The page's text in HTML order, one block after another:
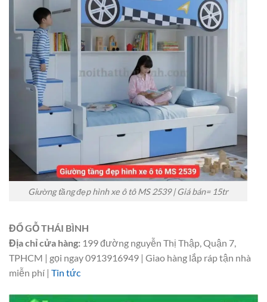
Giường tầng đẹp hình xe ô tô MS 2539 | Giá bán= 15tr
ĐỔ GỖ THÁI BÌNH
Địa chỉ cửa hàng: 199 đường nguyễn Thị Thập, Quận 7,
TPHCM | gọi ngay 0913916949 | Giao hàng lắp ráp tận nhà
miễn phí | Tin tức